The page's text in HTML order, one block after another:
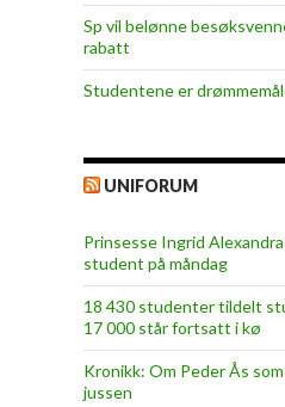
Sp vil belønne
rabatt
Studentene er
UNIFORUM
Prinsesse Ingrid
student på måndag
18 430 studenter tildelt
17 000 står fortsatt i kø
Kronikk: Om Peder Ås
jussen